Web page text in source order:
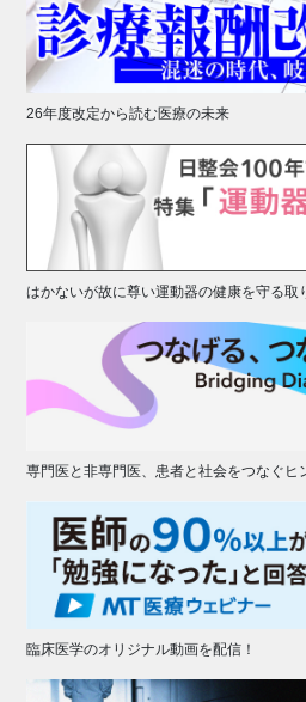
26年度改定から読む医療の未来
はかないが故に尊い運動器の健康を守る取
専門医と非専門医、患者と社会をつなぐヒ
臨床医学のオリジナル動画を配信！